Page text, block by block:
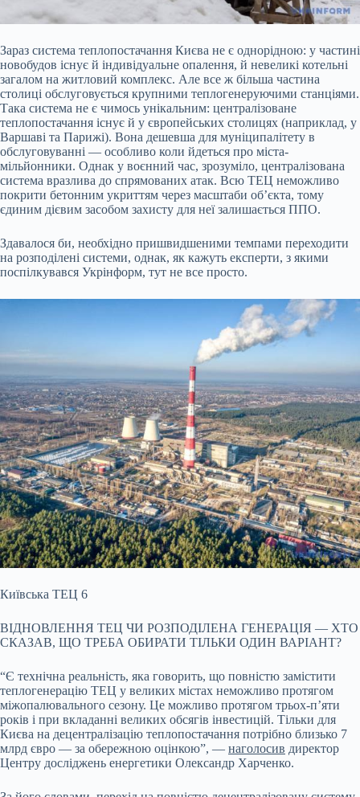
Зараз система теплопостачання Києва не є однорідною: у частині
новобудов існує й індивідуальне опалення, й невеликі котельні
загалом на житловий комплекс. Але все ж більша частина
столиці обслуговується крупними теплогенеруючими станціями.
Така система не є чимось унікальним: централізоване
теплопостачання існує й у європейських столицях (наприклад, у
Варшаві та Парижі). Вона дешевша для муніципалітету в
обслуговуванні — особливо коли йдеться про міста-
мільйонники. Однак у воєнний час, зрозуміло, централізована
система вразлива до спрямованих атак. Всю ТЕЦ неможливо
покрити бетонним укриттям через масштаби об’єкта, тому
єдиним дієвим засобом захисту для неї залишається ППО.
Здавалося би, необхідно пришвидшеними темпами переходити
на розподілені системи, однак, як кажуть експерти, з якими
поспілкувався Укрінформ, тут не все просто.
Київська ТЕЦ 6
ВІДНОВЛЕННЯ ТЕЦ ЧИ РОЗПОДІЛЕНА ГЕНЕРАЦІЯ — ХТО
СКАЗАВ, ЩО ТРЕБА ОБИРАТИ ТІЛЬКИ ОДИН ВАРІАНТ?
“Є технічна реальність, яка говорить, що повністю замістити
теплогенерацію ТЕЦ у великих містах неможливо протягом
міжопалювального сезону. Це можливо протягом трьох-п’яти
років і при вкладанні великих обсягів інвестицій. Тільки для
Києва на децентралізацію теплопостачання потрібно близько 7
млрд євро — за обережною оцінкою”, — наголосив директор
Центру досліджень енергетики Олександр Харченко.